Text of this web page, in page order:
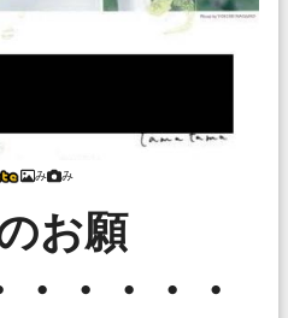
み み
お願
・・・・